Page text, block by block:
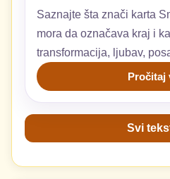
Saznajte šta znači karta
mora da označava kraj i
transformacija, ljubav,
položaj.
Pročitaj
Svi